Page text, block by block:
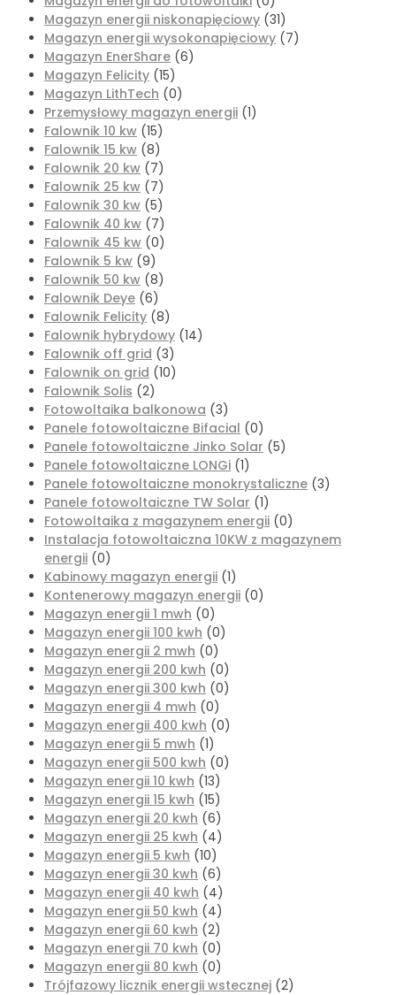
Magazyn energii niskonapięciowy (31)
Magazyn energii wysokonapięciowy (7)
Magazyn EnerShare (6)
Magazyn Felicity (15)
Magazyn LithTech (0)
Przemysłowy magazyn energii (1)
Falownik 10 kw (15)
Falownik 15 kw (8)
Falownik 20 kw (7)
Falownik 25 kw (7)
Falownik 30 kw (5)
Falownik 40 kw (7)
Falownik 45 kw (0)
Falownik 5 kw (9)
Falownik 50 kw (8)
Falownik Deye (6)
Falownik Felicity (8)
Falownik hybrydowy (14)
Falownik off grid (3)
Falownik on grid (10)
Falownik Solis (2)
Fotowoltaika balkonowa (3)
Panele fotowoltaiczne Bifacial (0)
Panele fotowoltaiczne Jinko Solar (5)
Panele fotowoltaiczne LONGi (1)
Panele fotowoltaiczne monokrystaliczne (3)
Panele fotowoltaiczne TW Solar (1)
Fotowoltaika z magazynem energii (0)
Instalacja fotowoltaiczna 10KW z magazynem
energii (0)
Kabinowy magazyn energii (1)
Kontenerowy magazyn energii (0)
Magazyn energii 1 mwh (0)
Magazyn energii 100 kwh (0)
Magazyn energii 2 mwh (0)
Magazyn energii 200 kwh (0)
Magazyn energii 300 kwh (0)
Magazyn energii 4 mwh (0)
Magazyn energii 400 kwh (0)
Magazyn energii 5 mwh (1)
Magazyn energii 500 kwh (0)
Magazyn energii 10 kwh (13)
Magazyn energii 15 kwh (15)
Magazyn energii 20 kwh (6)
Magazyn energii 25 kwh (4)
Magazyn energii 5 kwh (10)
Magazyn energii 30 kwh (6)
Magazyn energii 40 kwh (4)
Magazyn energii 50 kwh (4)
Magazyn energii 60 kwh (2)
Magazyn energii 70 kwh (0)
Magazyn energii 80 kwh (0)
Trójfazowy licznik energii wstecznej (2)